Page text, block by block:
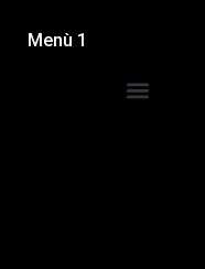
Menù 1